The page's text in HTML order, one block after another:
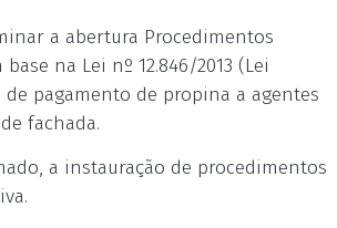
a abertura Procedimentos
na Lei nº 12.846/2013 (Lei
pagamento de propina a agentes
fachada.
a instauração de procedimentos